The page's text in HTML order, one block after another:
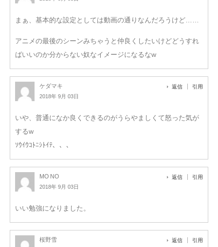
まぁ、基本的な設定としては動画の通りなんだろうけど……
アニメの最後のシーンみちゃうと仲良くしたいけどどうすれ
ばいいのか分からない奴なイメージになるなw
ケダマキ
2018年 9月 03日
返信 引用
いや、普通になか良くできるのがうらやましくて怒った気が
するw
ｿｳｲｳｺﾄﾆｼﾄｲﾃ、、、
MO NO
2018年 9月 03日
返信 引用
いい勉強になりました。
桜野雪 返信 引用